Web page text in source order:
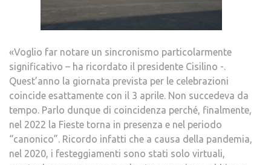
«Voglio far notare un sincronismo particolarmente
significativo – ha ricordato il presidente Cisilino -.
Quest’anno la giornata prevista per le celebrazioni
coincide esattamente con il 3 aprile. Non succedeva da
tempo. Parlo dunque di coincidenza perché, finalmente,
nel 2022 la Fieste torna in presenza e nel periodo
“canonico”. Ricordo infatti che a causa della pandemia,
nel 2020, i festeggiamenti sono stati solo virtuali,